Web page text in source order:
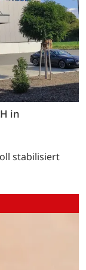
in
stabilisiert